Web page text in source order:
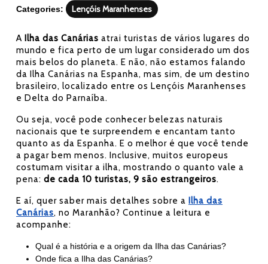
Categories: Lençóis Maranhenses
A Ilha das Canárias atrai turistas de vários lugares do
mundo e fica perto de um lugar considerado um dos
mais belos do planeta. E não, não estamos falando
da Ilha Canárias na Espanha, mas sim, de um destino
brasileiro, localizado entre os Lençóis Maranhenses
e Delta do Parnaíba.
Ou seja, você pode conhecer belezas naturais
nacionais que te surpreendem e encantam tanto
quanto as da Espanha. E o melhor é que você tende
a pagar bem menos. Inclusive, muitos europeus
costumam visitar a ilha, mostrando o quanto vale a
pena: de cada 10 turistas, 9 são estrangeiros.
E aí, quer saber mais detalhes sobre a Ilha das
Canárias, no Maranhão? Continue a leitura e
acompanhe:
Qual é a história e a origem da Ilha das Canárias?
Onde fica a Ilha das Canárias?